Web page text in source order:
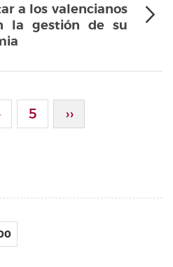
a los valencianos
la gestión de su
Paginación
Page
5 Siguiente
››